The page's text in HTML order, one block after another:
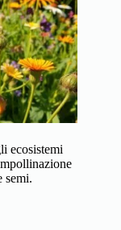
ecosistemi
semi.